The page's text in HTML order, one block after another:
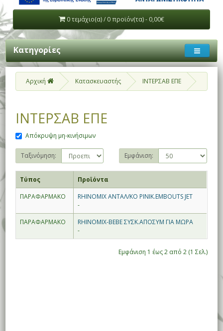
0 τεμάχιο(α) / 0 προϊόν(τα) - 0,00€
Κατηγορίες
Αρχική Κατασκευαστής ΙΝΤΕΡΣΑΒ ΕΠΕ
ΙΝΤΕΡΣΑΒ ΕΠΕ
Απόκρυψη μη-κινήσιμων
Ταξινόμηση: Εμφάνιση:
Τύπος
Προϊόντα
ΠΑΡΑΦΑΡΜΑΚΟ
RHINOMIX ΑΝΤΑΛ/ΚΟ ΡΙΝΙΚ.EMBOUTS JET
-
ΠΑΡΑΦΑΡΜΑΚΟ
RHINOMIX-BEBE ΣΥΣΚ.ΑΠΟΣΥΜ ΓΙΑ ΜΩΡΑ
-
Εμφάνιση 1 έως 2 από 2 (1 Σελ.)